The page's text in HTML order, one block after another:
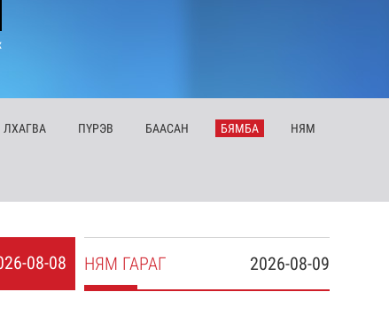
ЛХАГВА ПҮРЭВ БААСАН БЯМБА НЯМ
08-08 2026-08-09
НЯМ ГАРАГ